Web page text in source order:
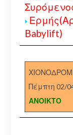
Babylift)
Πέμπτη 02/
ΑΝΟΙΚΤΟ